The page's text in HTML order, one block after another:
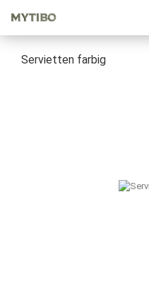
Servietten farbig